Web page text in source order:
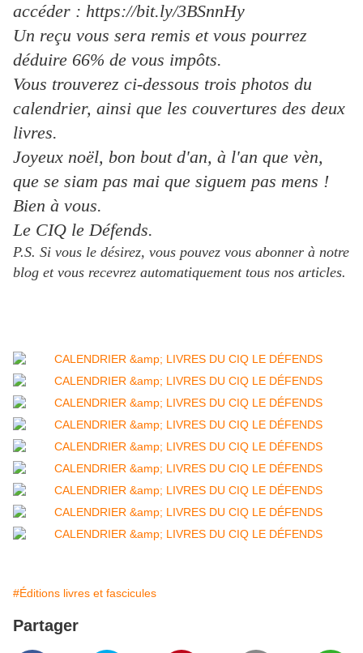
accéder : https://bit.ly/3BSnnHy
Un reçu vous sera remis et vous pourrez
déduire 66% de vous impôts.
Vous trouverez ci-dessous trois photos du
calendrier, ainsi que les couvertures des deux
livres.
Joyeux noël, bon bout d'an, à l'an que vèn,
que se siam pas mai que siguem pas mens !
Bien à vous.
Le CIQ le Défends.
P.S. Si vous le désirez, vous pouvez vous abonner à notre
blog et vous recevrez automatiquement tous nos articles.
#Éditions livres et fascicules
Partager